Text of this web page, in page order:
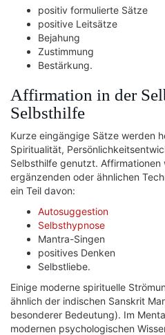
positiv formulierte Sätze
positive Leitsätze
Bejahung
Zustimmung
Bestärkung.
Affirmation in der
Selbsthilfe
Kurze eingängige Sätze werden
Spiritualität,
Selbsthilfe genutzt. Affirmationen
ergänzenden oder ähnlichen
ein Teil davon:
Autosuggestion
Selbsthypnose
Mantra-Singen
positives Denken
Selbstliebe.
Einige moderne spirituelle
ähnlich der indischen Sanskrit
besonderer Bedeutung). Im
modernen psychologischen